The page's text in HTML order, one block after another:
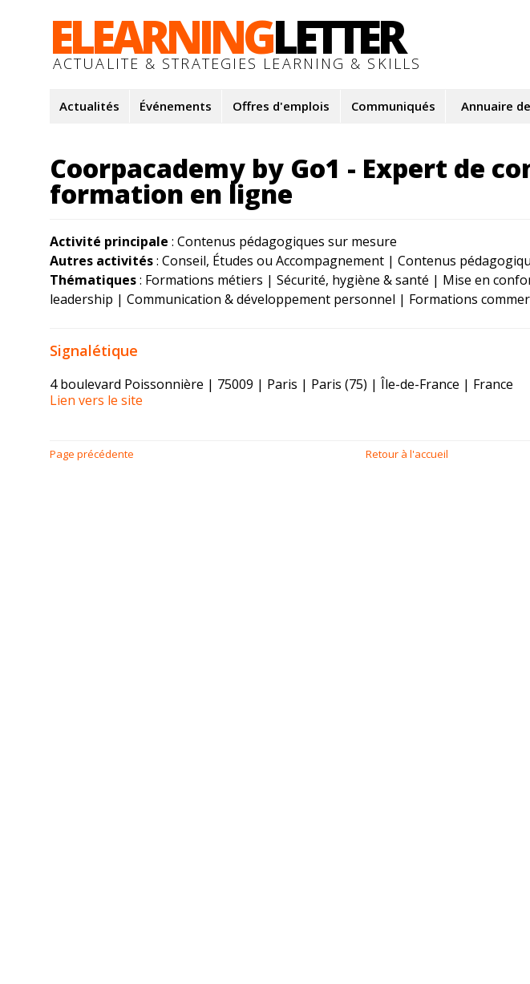
ELEARNINGLETTER
ACTUALITE & STRATEGIES LEARNING & SKILLS
Actualités Événements Offres d'emplois Communiqués Annuaire
Coorpacademy by Go1 - Expert de
formation en ligne
Activité principale : Contenus pédagogiques sur mesure
Autres activités: Conseil, Études ou Accompagnement | Contenus
Thématiques: Formations métiers | Sécurité, hygiène & santé | Mise en
leadership | Communication & développement personnel | Formations
Signalétique
4 boulevard Poissonnière | 75009 | Paris | Paris (75) | Île-de-France | France
Lien vers le site
Page précédente Retour à l'accueil